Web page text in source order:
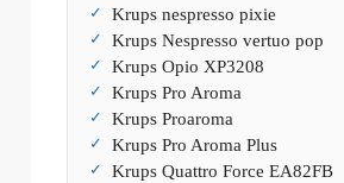
Krups nespresso pixie
Krups Nespresso vertuo pop
Krups Opio XP3208
Krups Pro Aroma
Krups Proaroma
Krups Pro Aroma Plus
Krups Quattro Force EA82FB